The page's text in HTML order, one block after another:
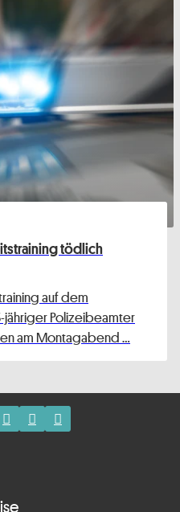
tödlich
auf dem
jähriger Polizeibeamter
am Montagabend …